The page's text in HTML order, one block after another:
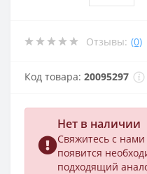
Отзывы: (0)
Код товара: 20095297
Нет в наличии
Свяжитесь с
появится
подходящий